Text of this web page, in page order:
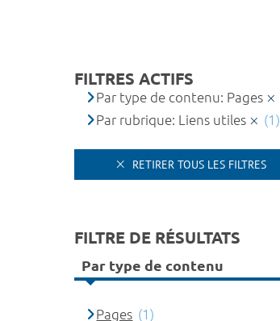
FILTRES ACTIFS
Par type de contenu: Pages
Par rubrique: Liens utiles
(1)
RETIRER TOUS LES FILTRES
FILTRE DE RÉSULTATS
Par type de contenu
Pages (1)